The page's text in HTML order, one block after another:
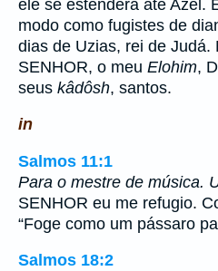
ele se estenderá até Azel.
modo como fugistes de
dias de Uzias, rei de Judá.
SENHOR, o meu Elohim,
seus kâdôsh, santos.
in
Salmos 11:1
Para o mestre de música.
SENHOR eu me refugio.
“Foge como um pássaro
Salmos 18:2